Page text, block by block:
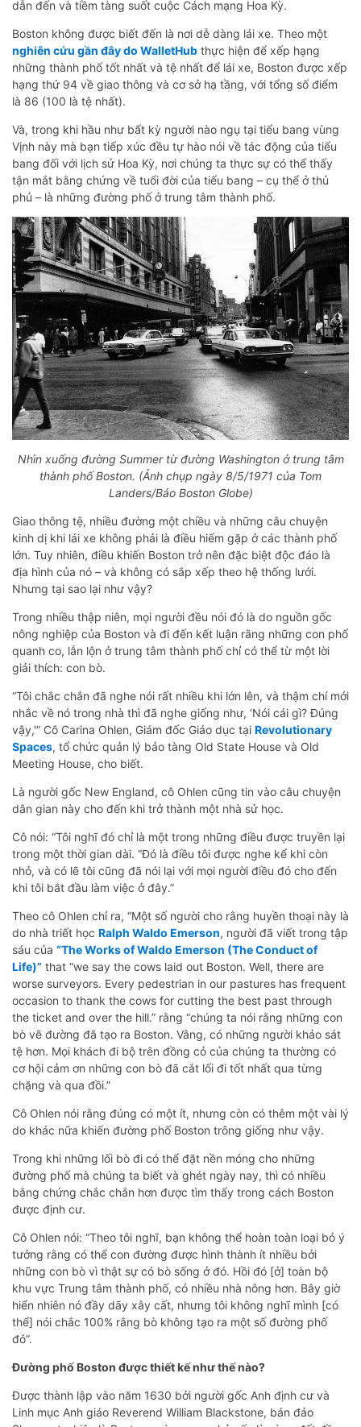
dẫn đến và tiềm tàng suốt cuộc Cách mạng Hoa Kỳ.
Boston không được biết đến là nơi dễ dàng lái xe. Theo một
nghiên cứu gần đây do WalletHub thực hiện để xếp hạng
những thành phố tốt nhất và tệ nhất để lái xe, Boston được xếp
hạng thứ 94 về giao thông và cơ sở hạ tầng, với tổng số điểm
là 86 (100 là tệ nhất).
Và, trong khi hầu như bất kỳ người nào ngụ tại tiểu bang vùng
Vịnh này mà bạn tiếp xúc đều tự hào nói về tác động của tiểu
bang đối với lịch sử Hoa Kỳ, nơi chúng ta thực sự có thể thấy
tận mắt bằng chứng về tuổi đời của tiểu bang – cụ thể ở thủ
phủ – là những đường phố ở trung tâm thành phố.
Nhìn xuống đường Summer từ đường Washington ở trung tâm
thành phố Boston. (Ảnh chụp ngày 8/5/1971 của Tom
Landers/Báo Boston Globe)
Giao thông tệ, nhiều đường một chiều và những câu chuyện
kinh dị khi lái xe không phải là điều hiếm gặp ở các thành phố
lớn. Tuy nhiên, điều khiến Boston trở nên đặc biệt độc đáo là
địa hình của nó – và không có sắp xếp theo hệ thống lưới.
Nhưng tại sao lại như vậy?
Trong nhiều thập niên, mọi người đều nói đó là do nguồn gốc
nông nghiệp của Boston và đi đến kết luận rằng những con phố
quanh co, lẫn lộn ở trung tâm thành phố chỉ có thể từ một lời
giải thích: con bò.
“Tôi chắc chắn đã nghe nói rất nhiều khi lớn lên, và thậm chí mới
nhắc về nó trong nhà thì đã nghe giống như, ‘Nói cái gì? Đúng
vậy,'” Cô Carina Ohlen, Giám đốc Giáo dục tại Revolutionary
Spaces, tổ chức quản lý bảo tàng Old State House và Old
Meeting House, cho biết.
Là người gốc New England, cô Ohlen cũng tin vào câu chuyện
dân gian này cho đến khi trở thành một nhà sử học.
Cô nói: “Tôi nghĩ đó chỉ là một trong những điều được truyền lại
trong một thời gian dài. “Đó là điều tôi được nghe kể khi còn
nhỏ, và có lẽ tôi cũng đã nói lại với mọi người điều đó cho đến
khi tôi bắt đầu làm việc ở đây.”
Theo cô Ohlen chỉ ra, “Một số người cho rằng huyền thoại này là
do nhà triết học Ralph Waldo Emerson, người đã viết trong tập
sáu của “The Works of Waldo Emerson (The Conduct of
Life)” that “we say the cows laid out Boston. Well, there are
worse surveyors. Every pedestrian in our pastures has frequent
occasion to thank the cows for cutting the best past through
the ticket and over the hill.” rằng “chúng ta nói rằng những con
bò vẽ đường đã tạo ra Boston. Vâng, có những người khảo sát
tệ hơn. Mọi khách đi bộ trên đồng cỏ của chúng ta thường có
cơ hội cảm ơn những con bò đã cắt lối đi tốt nhất qua từng
chặng và qua đồi.”
Cô Ohlen nói rằng đúng có một ít, nhưng còn có thêm một vài lý
do khác nữa khiến đường phố Boston trông giống như vậy.
Trong khi những lối bò đi có thể đặt nền móng cho những
đường phố mà chúng ta biết và ghét ngày nay, thì có nhiều
bằng chứng chắc chắn hơn được tìm thấy trong cách Boston
được định cư.
Cô Ohlen nói: “Theo tôi nghĩ, bạn không thể hoàn toàn loại bỏ ý
tưởng rằng có thể con đường được hình thành ít nhiều bởi
những con bò vì thật sự có bò sống ở đó. Hồi đó [ở] toàn bộ
khu vực Trung tâm thành phố, có nhiều nhà nông hơn. Bây giờ
hiển nhiên nó đầy dãy xây cất, nhưng tôi không nghĩ mình [có
thể] nói chắc 100% rằng bò không tạo ra một số đường phố
đó”.
Đường phố Boston được thiết kế như thế nào?
Được thành lập vào năm 1630 bởi người gốc Anh định cư và
Linh mục Anh giáo Reverend William Blackstone, bán đảo